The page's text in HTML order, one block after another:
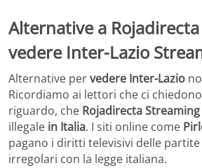
Alternative a
vedere Inter-Lazio
Alternative pervedere Inter-Lazio
Ricordiamo ai lettori che ci
riguardo, che Rojadirecta Streaming
illegale in Italia. I siti online come
pagano i diritti televisivi delle
irregolari con la legge italiana.